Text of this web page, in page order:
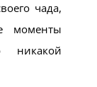
чада,
моменты
никакой